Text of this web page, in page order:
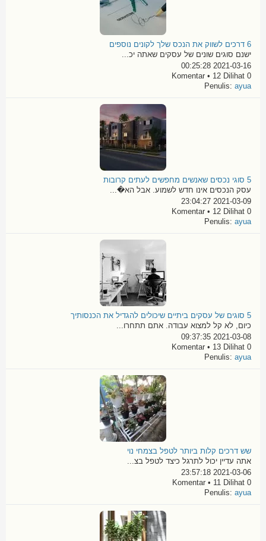
6 דרכים לשווק את הנכס שלך לקונים נוספים
ישנם סוגים שונים של עסקים שאתה יכ...
2021-03-16 00:25:28
0 Komentar • 12 Dilihat
Penulis: ayua
5 סוגי נכסים שאנשים מחפשים לעתים קרובות
עסק הנכסים אינו חדש לשמוע. אבל הא�...
2021-03-09 23:04:27
0 Komentar • 12 Dilihat
Penulis: ayua
5 סוגים של עסקים ביתיים שיכולים להגדיל את הכנסותיך
כיום, לא קל למצוא עבודה. אתם תתחרו...
2021-03-08 09:37:35
0 Komentar • 13 Dilihat
Penulis: ayua
שש דרכים קלות ביותר לטפל בצמחי נוי
אתה עדיין יכול לתרגל כיצד לטפל בצ...
2021-03-06 23:57:18
0 Komentar • 11 Dilihat
Penulis: ayua